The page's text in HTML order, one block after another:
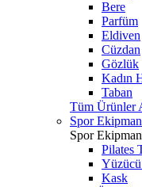
Bere
Parfüm
Eldiven
Cüzdan
Gözlük
Kadın
Taban
Tüm Ürünler
Spor Ekipman
Spor Ekipman
Pilates
Kask